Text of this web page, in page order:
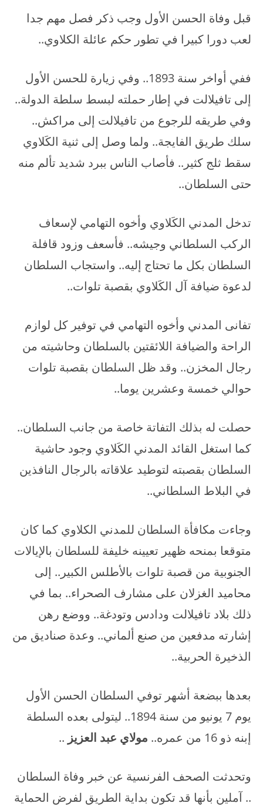
قبل وفاة الحسن الأول وجب ذكر فصل مهم جدا
لعب دورا كبيرا في تطور حكم عائلة الكلاوي..
ففي أواخر سنة 1893.. وفي زيارة للحسن الأول
إلى تافيلالت في إطار حملته لبسط سلطة الدولة..
وفي طريقه للرجوع من تافيلالت إلى مراكش..
سلك طريق الفايجة.. ولما وصل إلى ثنية الكَلاوي
سقط ثلج كثير.. فأصاب الناس ببرد شديد تألم منه
حتى السلطان..
تدخل المدني الكَلاوي وأخوه التهامي لإسعاف
الركب السلطاني وجيشه.. فأسعف وزود قافلة
السلطان بكل ما تحتاج إليه.. واستجاب السلطان
لدعوة ضيافة آل الكَلاوي بقصبة تلوات..
تفانى المدني وأخوه التهامي في توفير كل لوازم
الراحة والضيافة اللائقتين بالسلطان وحاشيته من
رجال المخزن.. وقد ظل السلطان بقصبة تلوات
حوالي خمسة وعشرين يوما..
حصلت له بذلك التفاتة خاصة من جانب السلطان..
كما استغل القائد المدني الكَلاوي وجود حاشية
السلطان بقصبته لتوطيد علاقاته بالرجال النافذين
في البلاط السلطاني..
وجاءت مكافأة السلطان للمدني الكلاوي كما كان
متوقعا بمنحه ظهير تعيينه خليفة للسلطان بالإيالات
الجنوبية من قصبة تلوات بالأطلس الكبير.. إلى
محاميد الغزلان على مشارف الصحراء.. بما في
ذلك بلاد تافيلالت ودادس وتودغة.. ووضع رهن
إشارته مدفعين من صنع ألماني.. وعدة صناديق من
الذخيرة الحربية..
بعدها ببضعة أشهر توفي السلطان الحسن الأول
يوم 7 يونيو من سنة 1894.. ليتولى بعده السلطة
إبنه ذو 16 من عمره..
مولاي عبد العزيز ..
وتحدثت الصحف الفرنسية عن خبر وفاة السلطان
.. آملين بأنها قد تكون بداية الطريق لفرض الحماية